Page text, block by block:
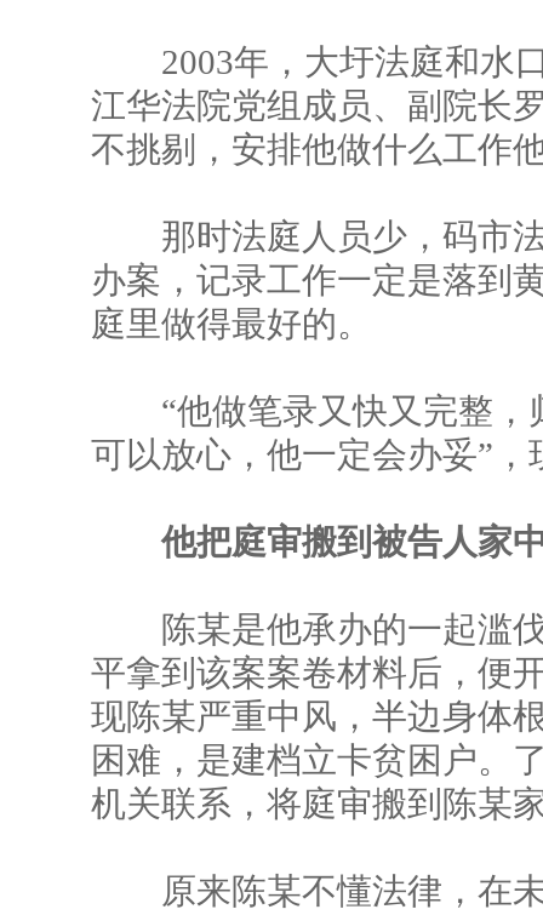
2003年，大圩法庭和水口
江华法院党组成员、副院长
不挑剔，安排他做什么工作
那时法庭人员少，码市法
办案，记录工作一定是落到
庭里做得最好的。
“他做笔录又快又完整，
可以放心，他一定会办妥”
他把庭审搬到被告人家
陈某是他承办的一起滥伐
平拿到该案案卷材料后，便
现陈某严重中风，半边身体
困难，是建档立卡贫困户。
机关联系，将庭审搬到陈某
原来陈某不懂法律，在未